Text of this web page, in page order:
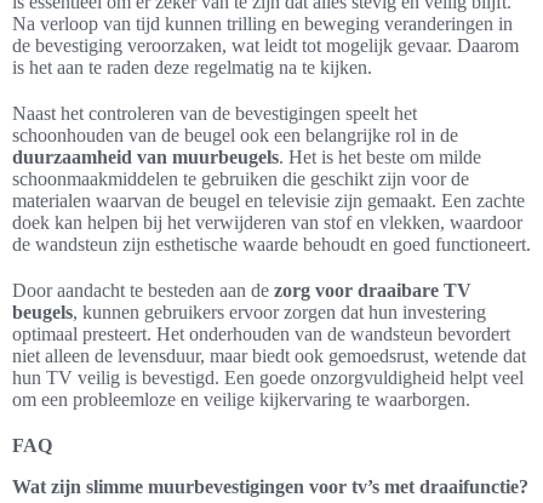
Na verloop van tijd kunnen trilling en beweging veranderingen in
de bevestiging veroorzaken, wat leidt tot mogelijk gevaar. Daarom
is het aan te raden deze regelmatig na te kijken.
Naast het controleren van de bevestigingen speelt het
schoonhouden van de beugel ook een belangrijke rol in de
duurzaamheid van muurbeugels. Het is het beste om milde
schoonmaakmiddelen te gebruiken die geschikt zijn voor de
materialen waarvan de beugel en televisie zijn gemaakt. Een zachte
doek kan helpen bij het verwijderen van stof en vlekken, waardoor
de wandsteun zijn esthetische waarde behoudt en goed functioneert.
Door aandacht te besteden aan de zorg voor draaibare TV
beugels, kunnen gebruikers ervoor zorgen dat hun investering
optimaal presteert. Het onderhouden van de wandsteun bevordert
niet alleen de levensduur, maar biedt ook gemoedsrust, wetende dat
hun TV veilig is bevestigd. Een goede onzorgvuldigheid helpt veel
om een probleemloze en veilige kijkervaring te waarborgen.
FAQ
Wat zijn slimme muurbevestigingen voor tv’s met draaifunctie?